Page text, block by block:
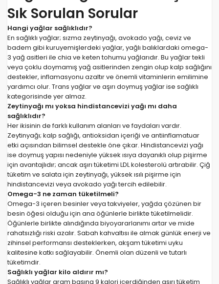
Sık Sorulan Sorular
Hangi yağlar sağlıklıdır?
En sağlıklı yağlar; sızma zeytinyağı, avokado yağı, ceviz ve
badem gibi kuruyemişlerdeki yağlar, yağlı balıklardaki omega-
3 yağ asitleri ile chia ve keten tohumu yağlarıdır. Bu yağlar tekli
veya çoklu doymamış yağ asitlerinden zengin olup kalp sağlığını
destekler, inflamasyonu azaltır ve önemli vitaminlerin emilimine
yardımcı olur. Trans yağlar ve aşırı doymuş yağlar ise sağlıklı
kategorisinde yer almaz.
Zeytinyağı mı yoksa hindistancevizi yağı mı daha
sağlıklıdır?
Her ikisinin de farklı kullanım alanları ve faydaları vardır.
Zeytinyağı; kalp sağlığı, antioksidan içeriği ve antiinflamatuar
etki açısından bilimsel destekle öne çıkar. Hindistancevizi yağı
ise doymuş yapısı nedeniyle yüksek ısıya dayanıklı olup pişirme
için avantajlıdır; ancak aşırı tüketimi LDL kolesterolü artırabilir. Çiğ
tüketim ve salata için zeytinyağı, yüksek ısılı pişirme için
hindistancevizi veya avokado yağı tercih edilebilir.
Omega-3 ne zaman tüketilmeli?
Omega-3 içeren besinler veya takviyeler, yağda çözünen bir
besin öğesi olduğu için ana öğünlerle birlikte tüketilmelidir.
Öğünlerle birlikte alındığında biyoyararlanımı artar ve mide
rahatsızlığı riski azalır. Sabah kahvaltısı ile almak günlük enerji ve
zihinsel performansı desteklerken, akşam tüketimi uyku
kalitesine katkı sağlayabilir. Önemli olan düzenli ve tutarlı
tüketimdir.
Sağlıklı yağlar kilo aldırır mı?
Sağlıklı yağlar gram başına 9 kalori içerdiğinden aşırı tüketim